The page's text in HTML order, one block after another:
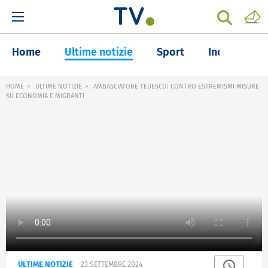
Home Ultime notizie Sport Inchieste
HOME ULTIME NOTIZIE
AMBASCIATORE TEDESCO: CONTRO ESTREMISMI MISURE
SU ECONOMIA E MIGRANTI
ULTIME NOTIZIE 23 SETTEMBRE 2024